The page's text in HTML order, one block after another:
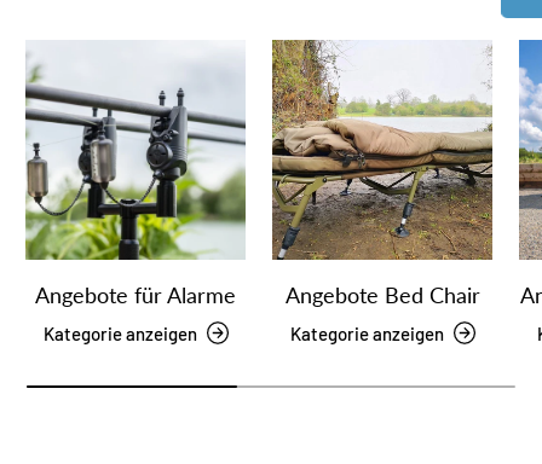
Angebote für Alarme
Kategorie anzeigen
Angebote Bed Chair
Kategorie anzeigen